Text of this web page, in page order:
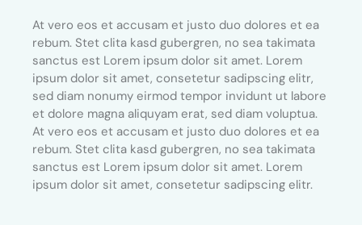
At vero eos et accusam et justo duo dolores et ea
rebum. Stet clita kasd gubergren, no sea takimata
sanctus est Lorem ipsum dolor sit amet. Lorem
ipsum dolor sit amet, consetetur sadipscing elitr,
sed diam nonumy eirmod tempor invidunt ut labore
et dolore magna aliquyam erat, sed diam voluptua.
At vero eos et accusam et justo duo dolores et ea
rebum. Stet clita kasd gubergren, no sea takimata
sanctus est Lorem ipsum dolor sit amet. Lorem
ipsum dolor sit amet, consetetur sadipscing elitr.